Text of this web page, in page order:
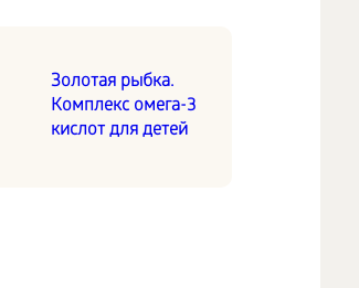
Золотая рыбка.
Комплекс омега-3
кислот для детей